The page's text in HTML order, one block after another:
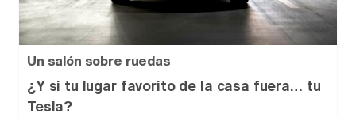
Un salón sobre ruedas
¿Y si tu lugar favorito de la casa fuera… tu
Tesla?